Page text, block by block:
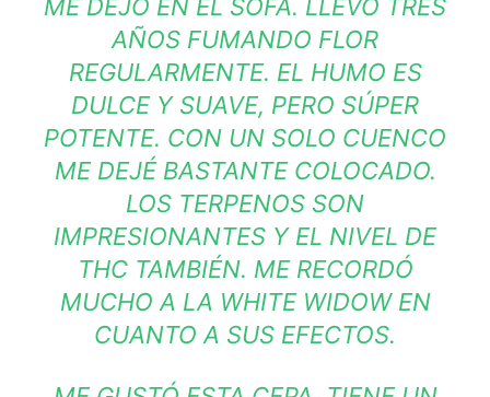
ME DEJÓ EN EL SOFÁ. LLEVO TRES
AÑOS FUMANDO FLOR
REGULARMENTE. EL HUMO ES
DULCE Y SUAVE, PERO SÚPER
POTENTE. CON UN SOLO CUENCO
ME DEJÉ BASTANTE COLOCADO.
LOS TERPENOS SON
IMPRESIONANTES Y EL NIVEL DE
THC TAMBIÉN. ME RECORDÓ
MUCHO A LA WHITE WIDOW EN
CUANTO A SUS EFECTOS.